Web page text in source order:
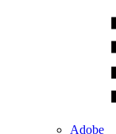
Adobe